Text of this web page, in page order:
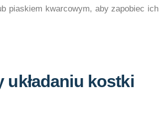
piaskiem kwarcowym, aby zapobiec ich
układaniu kostki